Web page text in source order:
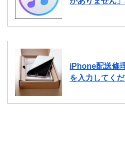
iPhone配送修
を入力してく